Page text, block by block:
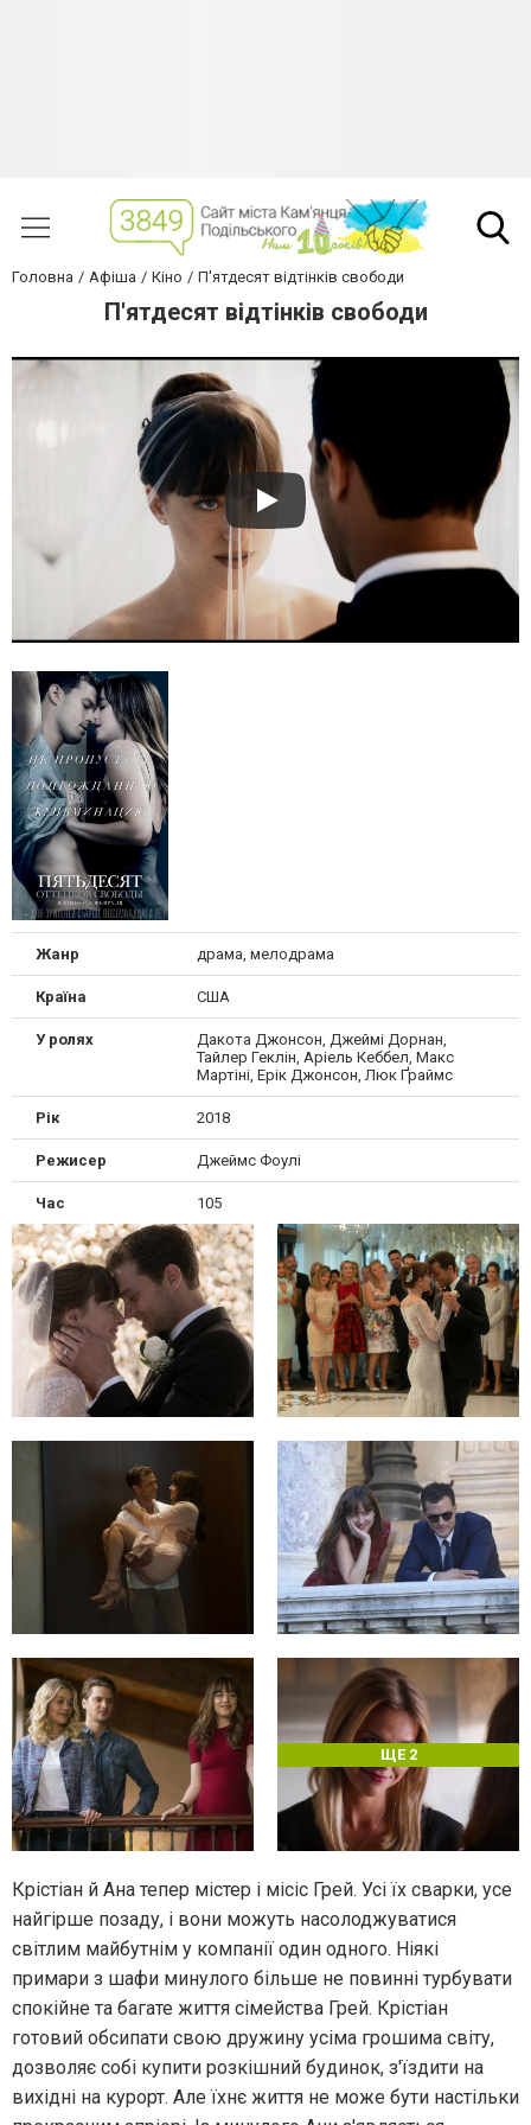
Головна Афіша Кіно П'ятдесят відтінків свободи
П'ятдесят відтінків свободи
Жанр драма, мелодрама
Країна США
У ролях
Дакота Джонсон, Джеймі Дорнан,
Тайлер Геклін, Аріель Кеббел, Макс
Мартіні, Ерік Джонсон, Люк Ґраймс
Рік 2018
Режисер Джеймс Фоулі
Час 105
ЩЕ 2
Крістіан й Ана тепер містер і місіс Грей. Усі їх сварки, усе
найгірше позаду, і вони можуть насолоджуватися
світлим майбутнім у компанії один одного. Ніякі
примари з шафи минулого більше не повинні турбувати
спокійне та багате життя сімейства Грей. Крістіан
готовий обсипати свою дружину усіма грошима світу,
дозволяє собі купити розкішний будинок, з'їздити на
вихідні на курорт. Але їхнє життя не може бути настільки